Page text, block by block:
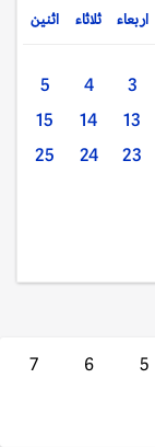
اثنين ثلاثاء اربعاء
3
4
5
13
14
15
23
24
25
5
6
7